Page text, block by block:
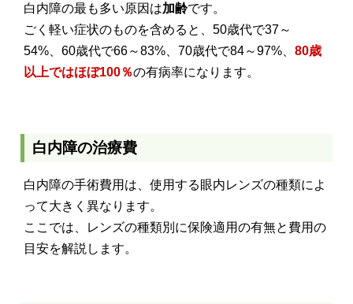
白内障の最も多い原因は加齢です。
ごく軽い症状のものを含めると、50歳代で37～
54%、60歳代で66～83%、70歳代で84～97%、80歳
以上ではほぼ100％の有病率になります。
白内障の治療費
白内障の手術費用は、使用する眼内レンズの種類によ
って大きく異なります。
ここでは、レンズの種類別に保険適用の有無と費用の
目安を解説します。